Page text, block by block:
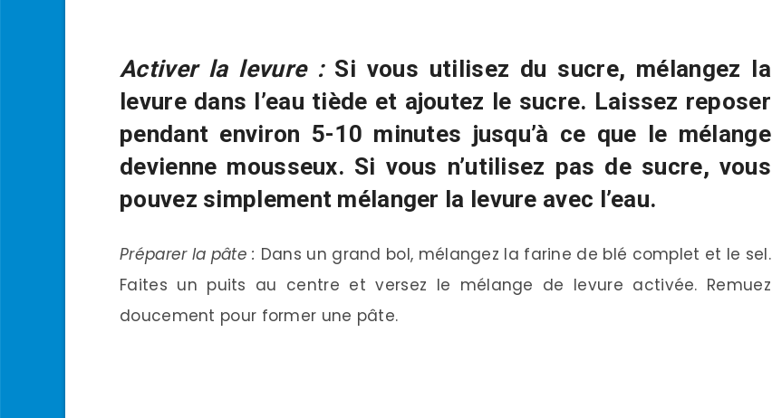
Activer la levure :Si vous utilisez du sucre, mélangez la
levure dans l’eau tiède et ajoutez le sucre. Laissez reposer
pendant environ 5-10 minutes jusqu’à ce que le mélange
devienne mousseux. Si vous n’utilisez pas de sucre, vous
pouvez simplement mélanger la levure avec l’eau.
Préparer la pâte : Dans un grand bol, mélangez la farine de blé complet et le sel.
Faites un puits au centre et versez le mélange de levure activée. Remuez
doucement pour former une pâte.